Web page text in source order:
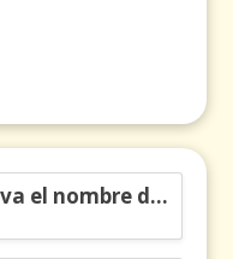
Carlos Manuel Vesga lleva el nombre de Colombia a los Emmy